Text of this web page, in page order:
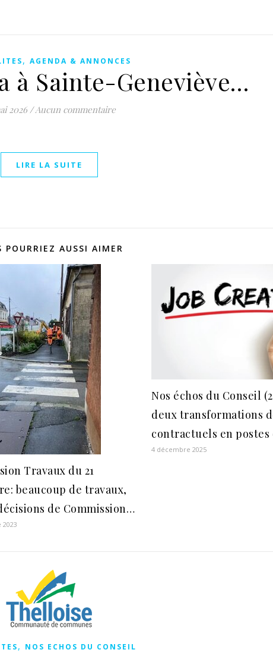
, AGENDA & ANNONCES
à Sainte-Geneviève…
2026 /Aucun commentaire
LIRE LA SUITE
POURRIEZ AUSSI AIMER
Travaux du 21
beaucoup de travaux,
de Commission…
Nos échos du Conseil
deux transformations
contractuels en
4 décembre 2025
, NOS ECHOS DU CONSEIL